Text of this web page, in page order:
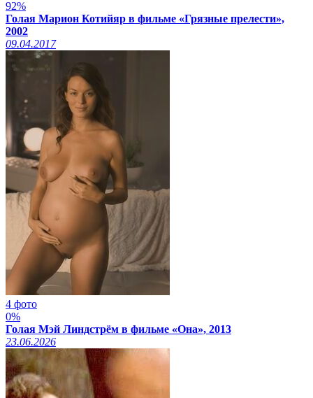
92%
Голая Марион Котийяр в фильме «Грязные прелести»,
2002
09.04.2017
4 фото
0%
Голая Мэй Линдстрём в фильме «Она», 2013
23.06.2026